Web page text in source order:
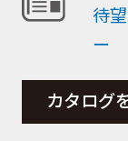
待
ー
カタログ